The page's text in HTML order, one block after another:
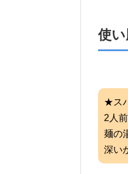
使い
★ス
2人
麺の
深い